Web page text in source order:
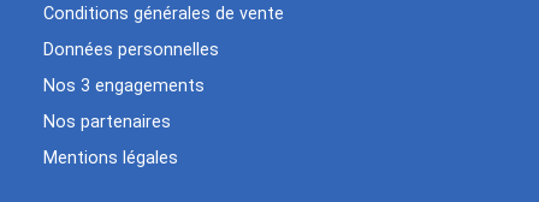
Conditions générales de vente
Données personnelles
Nos 3 engagements
Nos partenaires
Mentions légales